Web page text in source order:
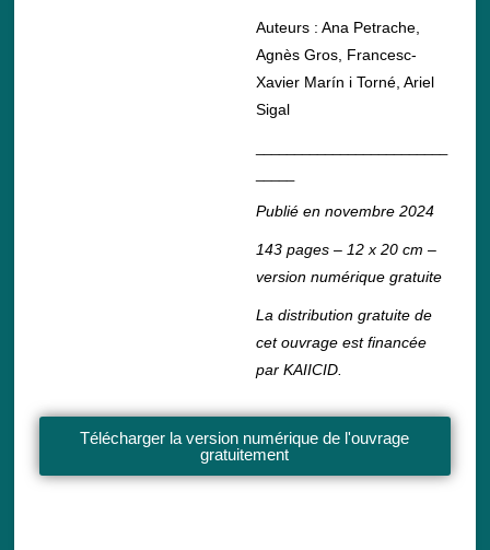
Auteurs : Ana Petrache,
Agnès Gros, Francesc-
Xavier Marín i Torné, Ariel
Sigal
Publié en novembre 2024
143 pages – 12 x 20 cm –
version numérique gratuite
La distribution gratuite de
cet ouvrage est financée
par KAIICID.
Télécharger la version numérique de l'ouvrage
gratuitement